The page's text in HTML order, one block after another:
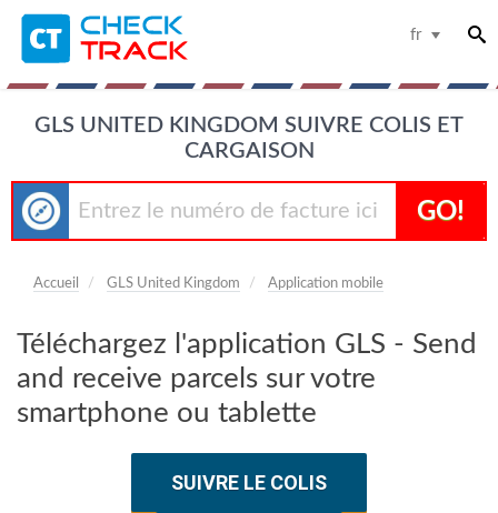
fr
GLS UNITED KINGDOM SUIVRE COLIS ET
CARGAISON
GO!
Accueil GLS United Kingdom Application mobile
Téléchargez l'application GLS - Send
and receive parcels sur votre
smartphone ou tablette
SUIVRE LE COLIS